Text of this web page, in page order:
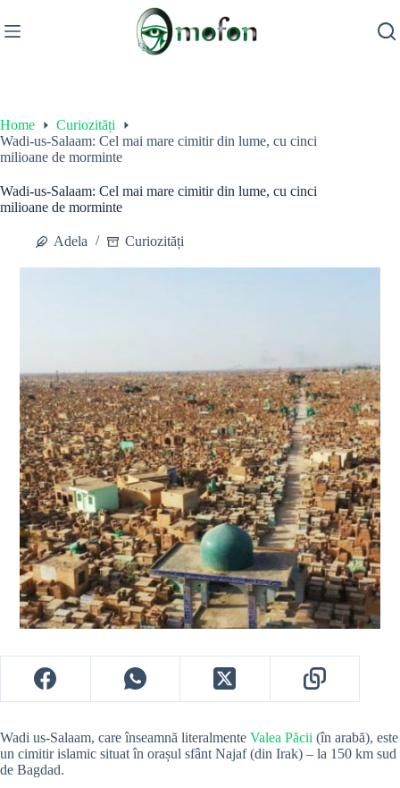
to
content
Home
Curiozități
Wadi-us-Salaam: Cel mai mare cimitir din lume, cu cinci
milioane de morminte
Wadi-us-Salaam: Cel mai mare cimitir din lume, cu cinci
milioane de morminte
Adela Curiozități
Wadi us-Salaam, care înseamnă literalmente Valea Păcii (în arabă), este
un cimitir islamic situat în orașul sfânt Najaf (din Irak) – la 150 km sud
de Bagdad.